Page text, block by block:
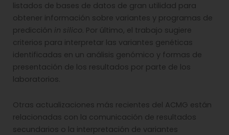
listados de bases de datos de gran utilidad para
obtener información sobre variantes y programas de
predicción in silico. Por último, el trabajo sugiere
criterios para interpretar las variantes genéticas
identificadas en un análisis genómico y formas de
presentación de los resultados por parte de los
laboratorios.
Otras actualizaciones más recientes del ACMG están
relacionadas con la comunicación de resultados
secundarios o la interpretación de variantes